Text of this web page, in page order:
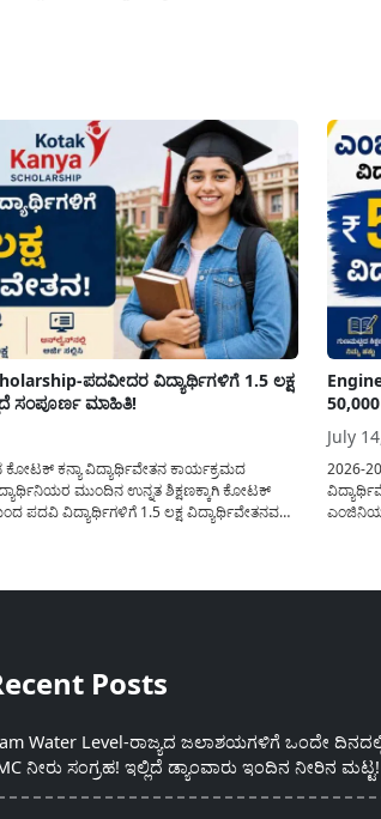
ಪದವೀದರ ವಿದ್ಯಾರ್ಥಿಗಳಿಗೆ 1.5 ಲಕ್ಷ
ಸಂಪೂರ್ಣ ಮಾಹಿತಿ!
ಕೋಟಕ್ ಕನ್ಯಾ ವಿದ್ಯಾರ್ಥಿವೇತನ ಕಾರ್ಯಕ್ರಮದ
ಮುಂದಿನ ಉನ್ನತ ಶಿಕ್ಷಣಕ್ಕಾಗಿ ಕೋಟಕ್
ಪದವಿ ವಿದ್ಯಾರ್ಥಿಗಳಿಗೆ 1.5 ಲಕ್ಷ ವಿದ್ಯಾರ್ಥಿವೇತನವನ್ನು
July
2026-
Posts
Water Level-ರಾಜ್ಯದ ಜಲಾಶಯಗಳಿಗೆ ಒಂದೇ
ನೀರು ಸಂಗ್ರಹ! ಇಲ್ಲಿದೆ ಡ್ಯಾಂವಾರು ಇಂದಿನ ನೀರಿನ ಮಟ್ಟ!